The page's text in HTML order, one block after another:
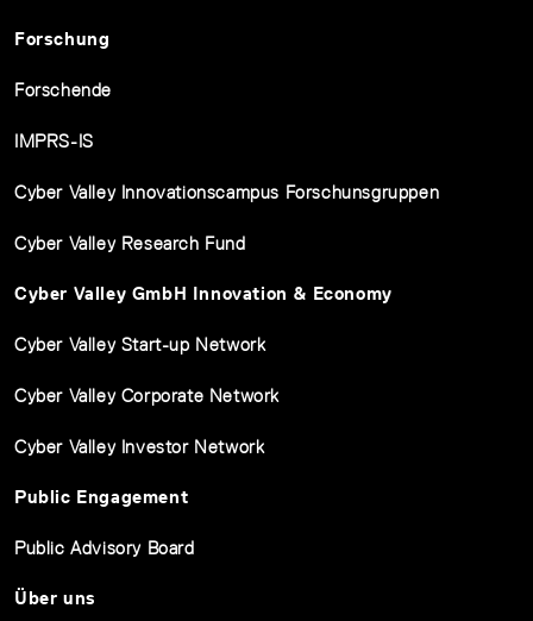
Forschung
Forschende
IMPRS-IS
Cyber Valley Innovationscampus Forschunsgruppen
Cyber Valley Research Fund
Cyber Valley GmbH Innovation & Economy
Cyber Valley Start-up Network
Cyber Valley Corporate Network
Cyber Valley Investor Network
Public Engagement
Public Advisory Board
Über uns